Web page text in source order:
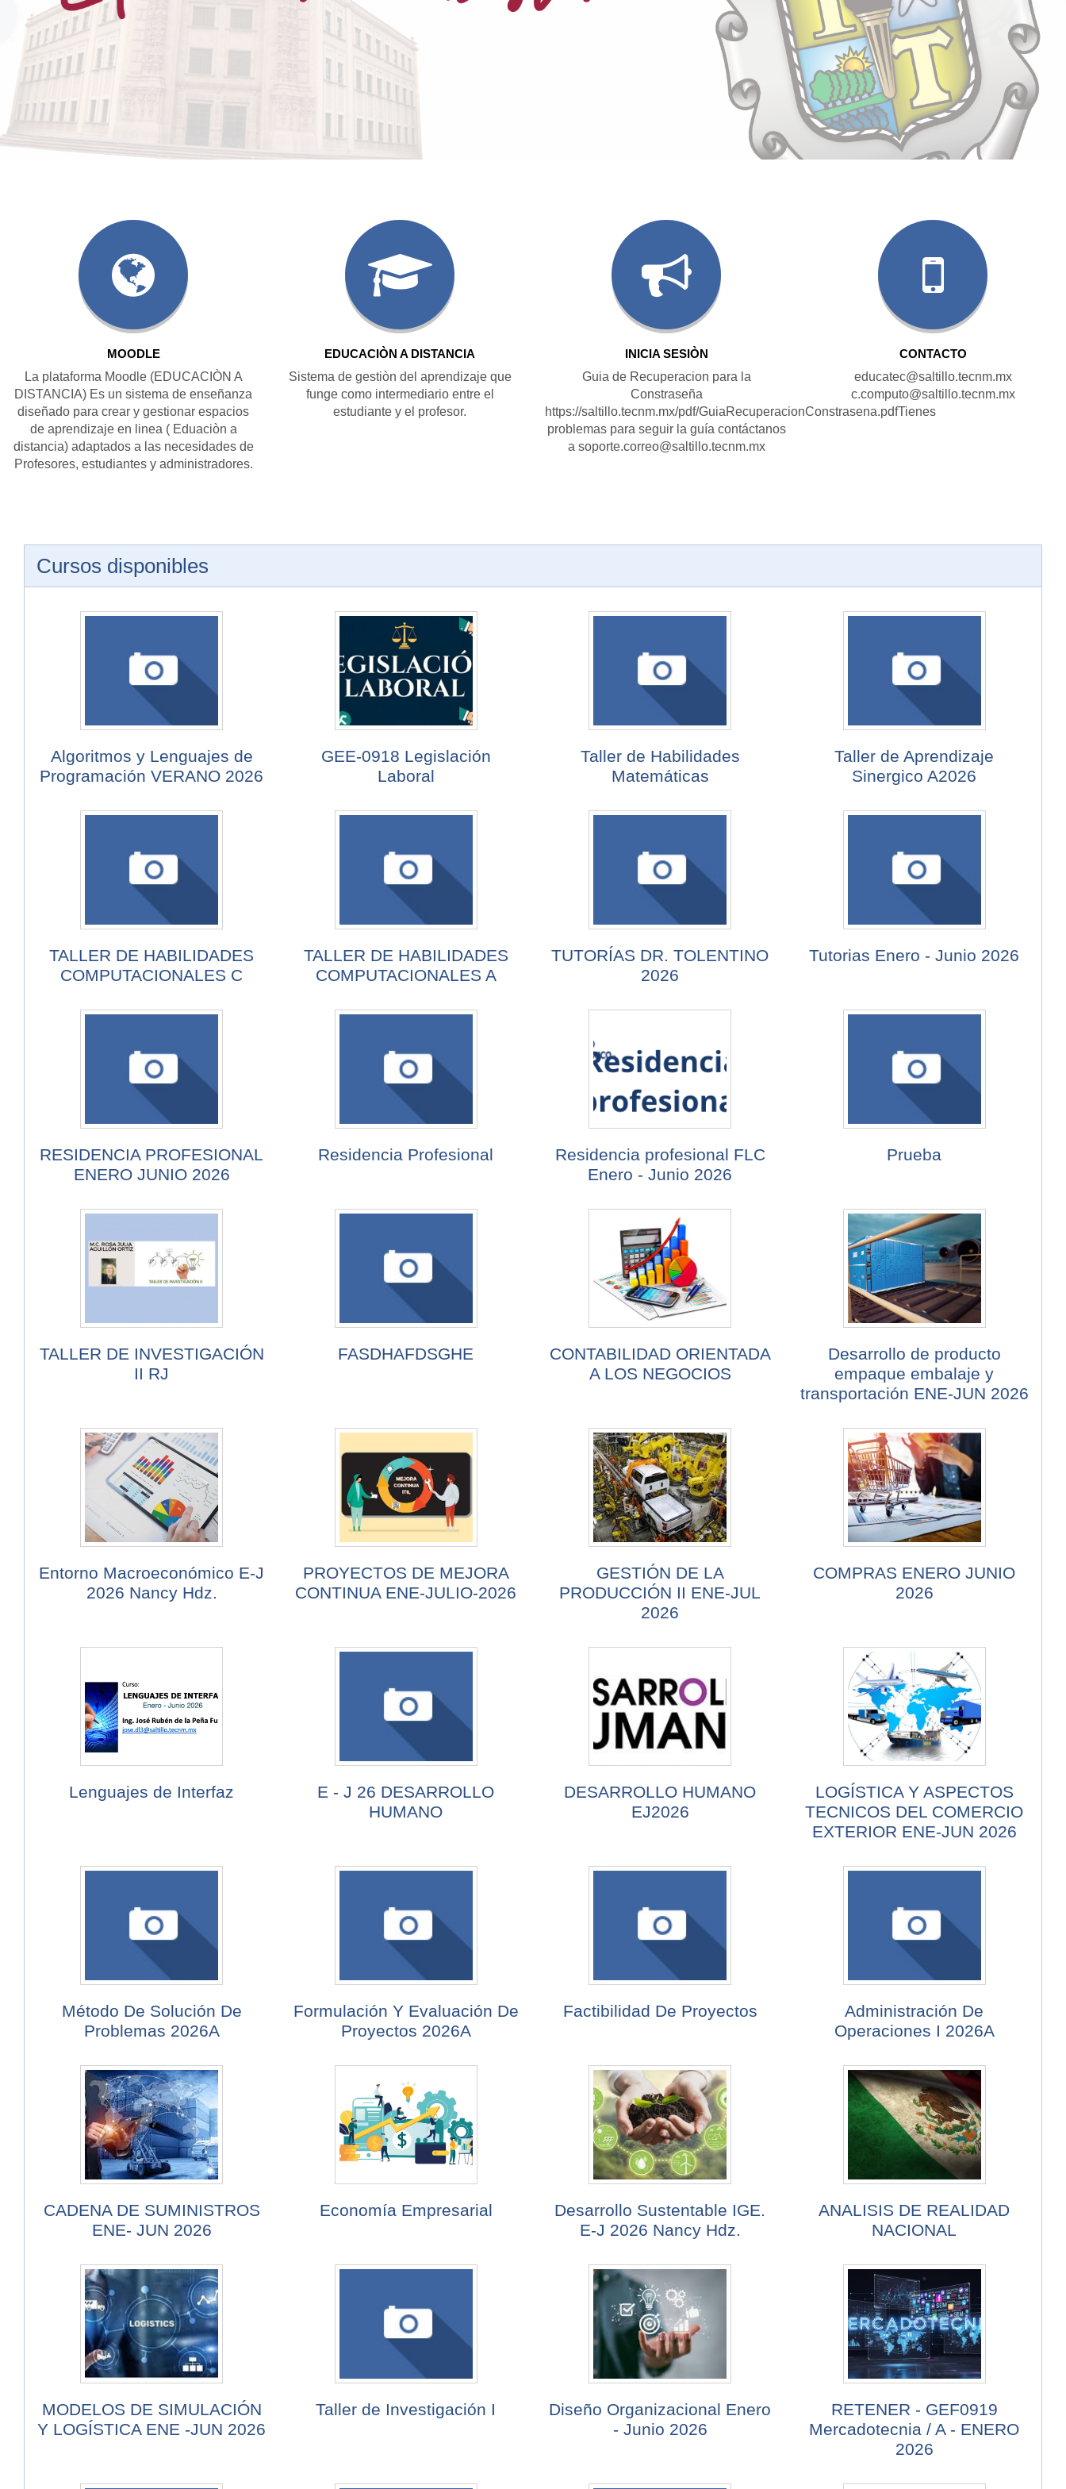
MOODLE
La plataforma Moodle (EDUCACIÒN A
DISTANCIA) Es un sistema de enseñanza
diseñado para crear y gestionar espacios
de aprendizaje en linea ( Eduaciòn a
distancia) adaptados a las necesidades de
Profesores, estudiantes y administradores.
EDUCACIÒN A DISTANCIA
Sistema de gestiòn del aprendizaje que
funge como intermediario entre el
estudiante y el profesor.
INICIA SESIÒN
Guia de Recuperacion para la
Constraseña
https://saltillo.tecnm.mx/pdf/GuiaRecuperacionConstrasena.pdfTienes
problemas para seguir la guía contáctanos
a soporte.correo@saltillo.tecnm.mx
CONTACTO
educatec@saltillo.tecnm.mx
c.computo@saltillo.tecnm.mx
Cursos disponibles
Algoritmos y Lenguajes de
Programación VERANO 2026
GEE-0918 Legislación
Laboral
Taller de Habilidades
Matemáticas
Taller de Aprendizaje
Sinergico A2026
TALLER DE HABILIDADES
COMPUTACIONALES C
TALLER DE HABILIDADES
COMPUTACIONALES A
TUTORÍAS DR. TOLENTINO
2026
Tutorias Enero - Junio 2026
RESIDENCIA PROFESIONAL
ENERO JUNIO 2026
Residencia Profesional
Residencia profesional FLC
Enero - Junio 2026
Prueba
TALLER DE INVESTIGACIÓN
II RJ
FASDHAFDSGHE
CONTABILIDAD ORIENTADA
A LOS NEGOCIOS
Desarrollo de producto
empaque embalaje y
transportación ENE-JUN 2026
Entorno Macroeconómico E-J
2026 Nancy Hdz.
PROYECTOS DE MEJORA
CONTINUA ENE-JULIO-2026
GESTIÓN DE LA
PRODUCCIÓN II ENE-JUL
2026
COMPRAS ENERO JUNIO
2026
Lenguajes de Interfaz
E - J 26 DESARROLLO
HUMANO
DESARROLLO HUMANO
EJ2026
LOGÍSTICA Y ASPECTOS
TECNICOS DEL COMERCIO
EXTERIOR ENE-JUN 2026
Método De Solución De
Problemas 2026A
Formulación Y Evaluación De
Proyectos 2026A
Factibilidad De Proyectos
Administración De
Operaciones I 2026A
CADENA DE SUMINISTROS
ENE- JUN 2026
Economía Empresarial
Desarrollo Sustentable IGE.
E-J 2026 Nancy Hdz.
ANALISIS DE REALIDAD
NACIONAL
MODELOS DE SIMULACIÓN
Y LOGÍSTICA ENE -JUN 2026
Taller de Investigación I
Diseño Organizacional Enero
- Junio 2026
RETENER - GEF0919
Mercadotecnia / A - ENERO
2026